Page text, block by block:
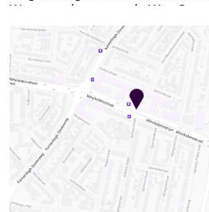
Weg +/- 250 meter vervolgen
aan uw rechterhand, parkeren in
Via A27 vanuit Utrecht
Neem afslag 33 richting
Daarna linksaf slaan naar de
Neem op de rotonde de 1ste
Utrechtseweg
Ga bij de rotonde rechtdoor om
blijven
Sla bij de stoplichten linksaf naar
Sla rechtsaf naar de Achterom,
Sla rechtsaf naar de